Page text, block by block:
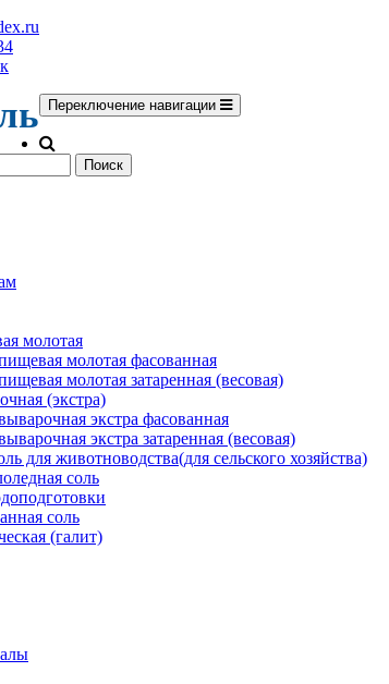
Переключение навигации
Поиск
молотая
молотая фасованная
молотая затаренная (весовая)
(экстра)
экстра фасованная
экстра затаренная (весовая)
для животноводства(для сельского хозяйства)
соль
соль
(галит)